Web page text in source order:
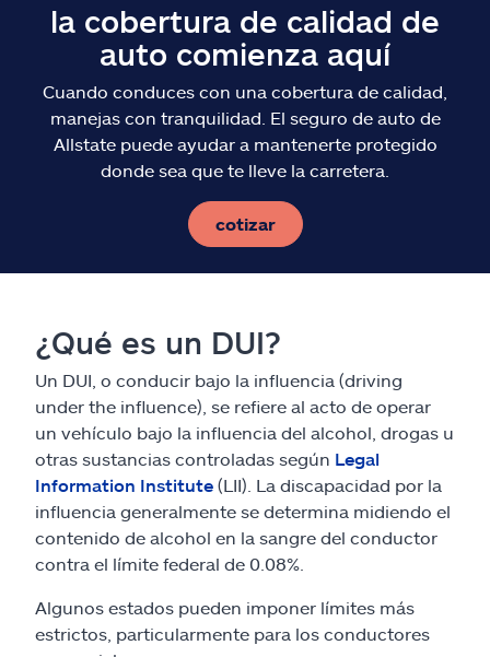
la cobertura de calidad de
auto comienza aquí
Cuando conduces con una cobertura de calidad,
manejas con tranquilidad. El seguro de auto de
Allstate puede ayudar a mantenerte protegido
donde sea que te lleve la carretera.
cotizar
¿Qué es un DUI?
Un DUI, o conducir bajo la influencia (driving
under the influence), se refiere al acto de operar
un vehículo bajo la influencia del alcohol, drogas u
otras sustancias controladas según Legal
Information Institute (LII). La discapacidad por la
influencia generalmente se determina midiendo el
contenido de alcohol en la sangre del conductor
contra el límite federal de 0.08%.
Algunos estados pueden imponer límites más
estrictos, particularmente para los conductores